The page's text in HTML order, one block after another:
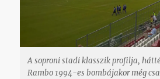
A soproni stadi klasszik profilja,
Rambo 1994-es bombájakor még